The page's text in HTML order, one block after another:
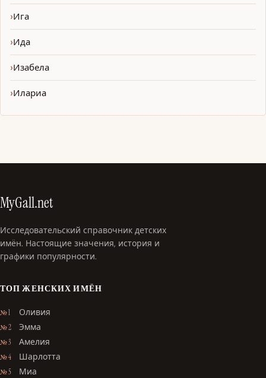
Ига
Ида
Изабела
Илариа
MyGall.net
Исследовательский справочник детских
имён. Настоящие значения, история и
графики популярности.
ТОП ЖЕНСКИХ ИМЁН
№ 1 Оливия
№ 2 Эмма
№ 3 Амелия
№ 4 Шарлотта
№ 5 Миа